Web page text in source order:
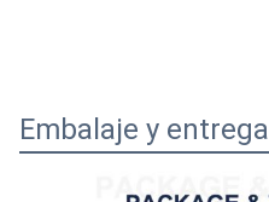
Embalaje y entrega